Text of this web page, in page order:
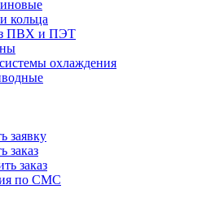
кольца
ПВХ и ПЭТ
охлаждения
заявку
заказ
заказ
по СМС